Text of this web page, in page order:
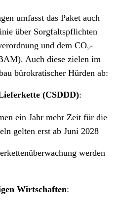
umfasst das Paket auch
über Sorgfaltspflichten
und dem CO₂-
Auch diese zielen im
bürokratischer Hürden ab:
(CSDDD):
ein Jahr mehr Zeit für die
gelten erst ab Juni 2028
werden
Wirtschaften: